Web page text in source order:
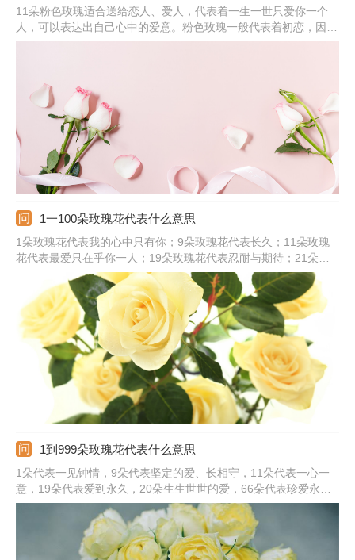
11朵粉色玫瑰适合送给恋人、爱人，代表着一生一世只爱你一个
人，可以表达出自己心中的爱意。粉色玫瑰一般代表着初恋，因此
送给初恋比较适合。若是有男生送给自己11朵粉玫瑰，那代表着他
1一100朵玫瑰花代表什么意思
1朵玫瑰花代表我的心中只有你；9朵玫瑰花代表长久；11朵玫瑰
花代表最爱只在乎你一人；19朵玫瑰花代表忍耐与期待；21朵玫
瑰花代表真诚的爱；25朵玫瑰花代表祝你幸福；36朵玫瑰花代表
浪漫；50朵玫瑰花代表邂逅不期而遇；99朵玫瑰花代表天长地
久；100朵玫瑰花代表百分之百的爱。
1到999朵玫瑰花代表什么意思
1朵代表一见钟情，9朵代表坚定的爱、长相守，11朵代表一心一
意，19朵代表爱到永久，20朵生生世世的爱，66朵代表珍爱永不
变、爱无止境，99朵代表长相厮守、天长地久，100朵代表百年好
合、白头偕老，111朵代表爱你一生一世，365朵代表天天想你天
天爱你，999朵代表天长地久、无尽的爱。